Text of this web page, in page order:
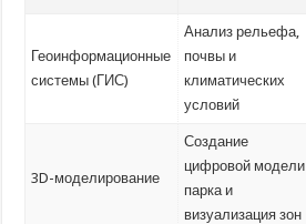
Геоинформационные
системы (ГИС)
Анализ рельефа,
почвы и
климатических
условий
3D-моделирование
Создание
цифровой модели
парка и
визуализация зон